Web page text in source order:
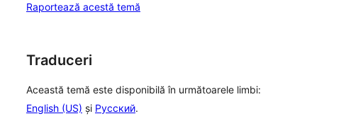
Raportează acestă temă
Traduceri
Această temă este disponibilă în următoarele limbi:
English (US) și Русский.